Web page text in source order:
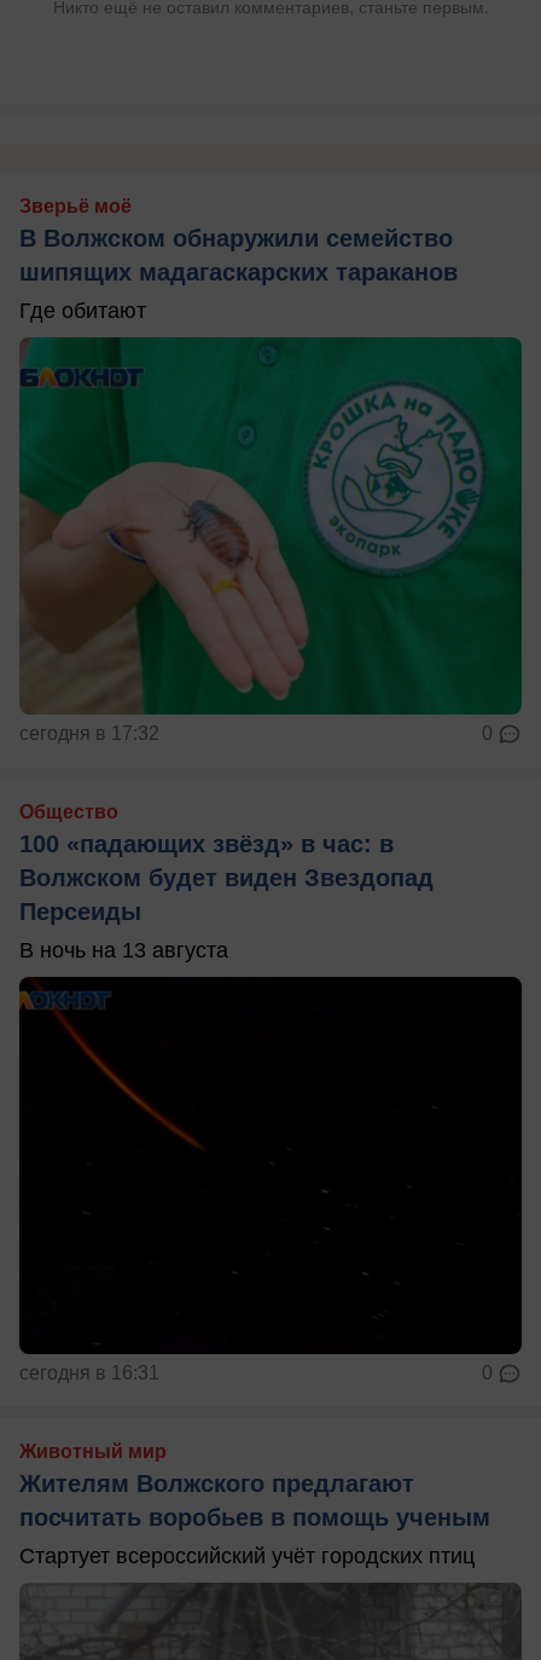
Никто ещё не оставил комментариев, станьте первым.
Зверьё моё
В Волжском обнаружили семейство
шипящих мадагаскарских тараканов
Где обитают
сегодня в 17:32 0
Общество
100 «падающих звёзд» в час: в
Волжском будет виден Звездопад
Персеиды
В ночь на 13 августа
сегодня в 16:31 0
Животный мир
Жителям Волжского предлагают
посчитать воробьев в помощь ученым
Стартует всероссийский учёт городских птиц